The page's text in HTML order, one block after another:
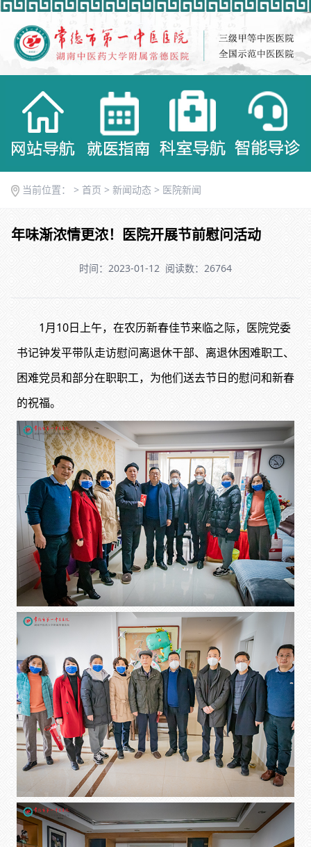
当前位置： > 首页 > 新闻动态 > 医院新闻
年味渐浓情更浓！医院开展节前慰问活动
时间：2023-01-12 阅读数：26764
1月10日上午，在农历新春佳节来临之际，医院党委
书记钟发平带队走访慰问离退休干部、离退休困难职工、
困难党员和部分在职职工，为他们送去节日的慰问和新春
的祝福。